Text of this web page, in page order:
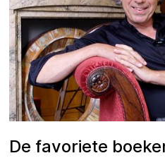
De favoriete